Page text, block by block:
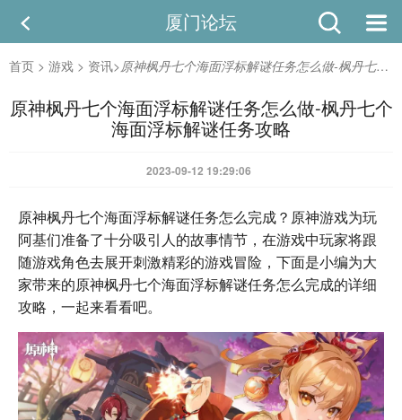
厦门论坛
首页 > 游戏 > 资讯>原神枫丹七个海面浮标解谜任务怎么做-枫丹七个海面浮标解谜任务攻略
原神枫丹七个海面浮标解谜任务怎么做-枫丹七个
海面浮标解谜任务攻略
2023-09-12 19:29:06
原神枫丹七个海面浮标解谜任务怎么完成？原神游戏为玩
阿基们准备了十分吸引人的故事情节，在游戏中玩家将跟
随游戏角色去展开刺激精彩的游戏冒险，下面是小编为大
家带来的原神枫丹七个海面浮标解谜任务怎么完成的详细
攻略，一起来看看吧。